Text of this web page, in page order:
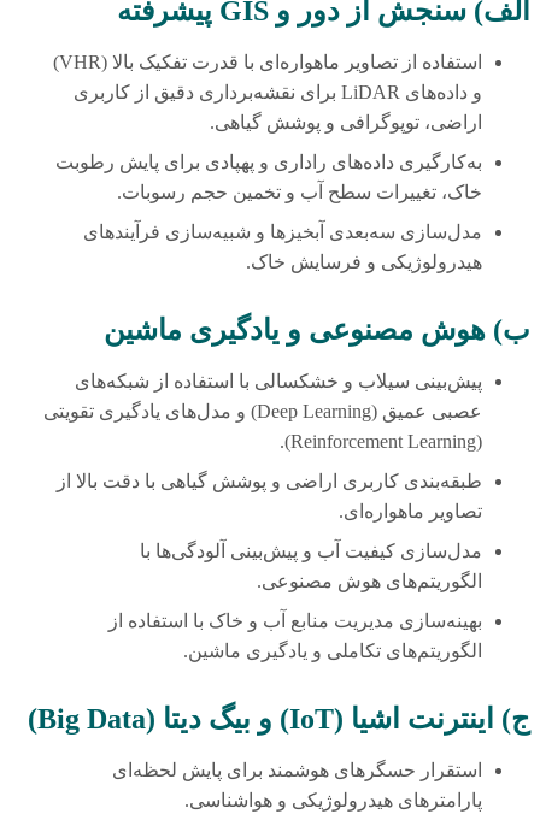
الف) سنجش از دور و GIS پیشرفته
استفاده از تصاویر ماهواره‌ای با قدرت تفکیک بالا (VHR)
و داده‌های LiDAR برای نقشه‌برداری دقیق از کاربری
اراضی، توپوگرافی و پوشش گیاهی.
به‌کارگیری داده‌های راداری و پهپادی برای پایش رطوبت
خاک، تغییرات سطح آب و تخمین حجم رسوبات.
مدل‌سازی سه‌بعدی آبخیزها و شبیه‌سازی فرآیندهای
هیدرولوژیکی و فرسایش خاک.
ب) هوش مصنوعی و یادگیری ماشین
پیش‌بینی سیلاب و خشکسالی با استفاده از شبکه‌های
عصبی عمیق (Deep Learning) و مدل‌های یادگیری تقویتی
(Reinforcement Learning).
طبقه‌بندی کاربری اراضی و پوشش گیاهی با دقت بالا از
تصاویر ماهواره‌ای.
مدل‌سازی کیفیت آب و پیش‌بینی آلودگی‌ها با
الگوریتم‌های هوش مصنوعی.
بهینه‌سازی مدیریت منابع آب و خاک با استفاده از
الگوریتم‌های تکاملی و یادگیری ماشین.
ج) اینترنت اشیا (IoT) و بیگ دیتا (Big Data)
استقرار حسگرهای هوشمند برای پایش لحظه‌ای
پارامترهای هیدرولوژیکی و هواشناسی.